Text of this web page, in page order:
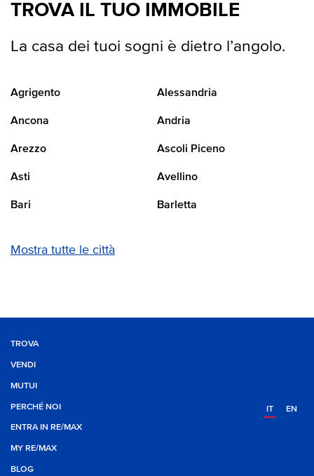
TROVA IL TUO IMMOBILE
La casa dei tuoi sogni è dietro l’angolo.
Agrigento Alessandria
Ancona Andria
Arezzo Ascoli Piceno
Asti Avellino
Bari Barletta
Mostra tutte le città
TROVA
VENDI
MUTUI
PERCHÉ NOI
ENTRA IN RE/MAX
MY RE/MAX
BLOG
IT EN